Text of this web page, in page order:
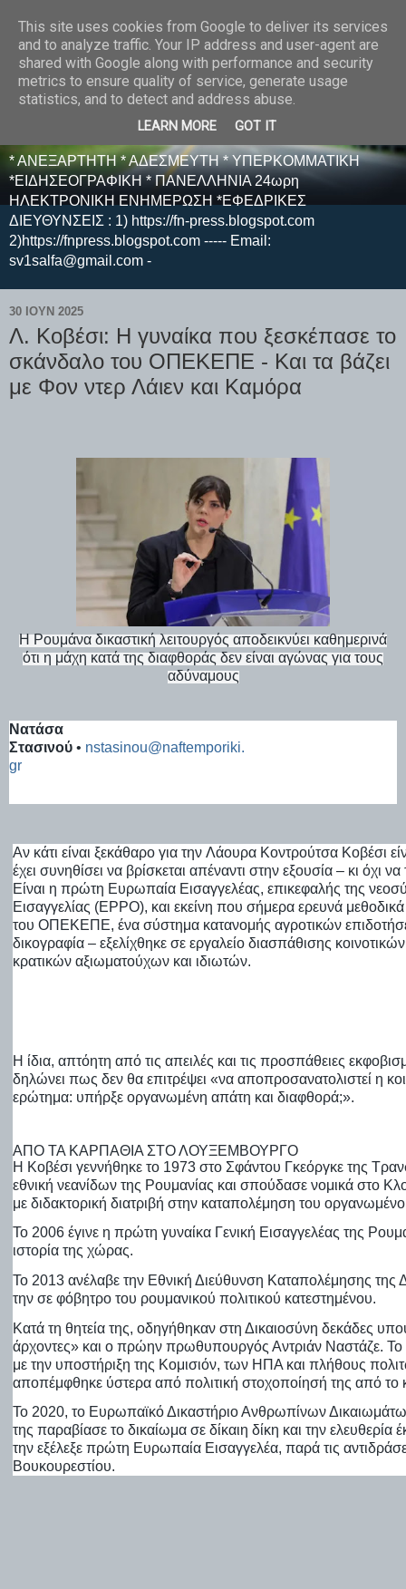
E F E N P R E S S -
ΗΛΕΚΤΡΟΝΙΚΗ
ΕΦΗΜΕΡΙΔΑ
* ΑΝΕΞΑΡΤΗΤΗ * ΑΔΕΣΜΕΥΤΗ * ΥΠΕΡΚΟΜΜΑΤΙΚΗ
*ΕΙΔΗΣΕΟΓΡΑΦΙΚΗ * ΠΑΝΕΛΛΗΝΙΑ 24ωρη
ΗΛΕΚΤΡΟΝΙΚΗ ΕΝΗΜΕΡΩΣΗ *ΕΦΕΔΡΙΚΕΣ
ΔΙΕΥΘΥΝΣΕΙΣ : 1) https://fn-press.blogspot.com
2)https://fnpress.blogspot.com ----- Email:
sv1salfa@gmail.com -
30 ΙΟΥΝ 2025
Λ. Κοβέσι: Η γυναίκα που ξεσκέπασε το
σκάνδαλο του ΟΠΕΚΕΠΕ - Και τα βάζει
με Φον ντερ Λάιεν και Καμόρα
Η Ρουμάνα δικαστική λειτουργός αποδεικνύει καθημερινά
ότι η μάχη κατά της διαφθοράς δεν είναι αγώνας για τους
αδύναμους
Νατάσα
Στασινού • nstasinou@naftemporiki.
gr
Αν κάτι είναι ξεκάθαρο για την Λάουρα Κοντρούτσα Κοβέσι
έχει συνηθίσει να βρίσκεται απέναντι στην εξουσία – κι όχι να
Είναι η πρώτη Ευρωπαία Εισαγγελέας, επικεφαλής της
Εισαγγελίας (EPPO), και εκείνη που σήμερα ερευνά
του ΟΠΕΚΕΠΕ, ένα σύστημα κατανομής αγροτικών
δικογραφία – εξελίχθηκε σε εργαλείο διασπάθισης
κρατικών αξιωματούχων και ιδιωτών.
Η ίδια, απτόητη από τις απειλές και τις προσπάθειες
δηλώνει πως δεν θα επιτρέψει «να αποπροσανατολιστεί η
ερώτημα: υπήρξε οργανωμένη απάτη και διαφθορά;».
ΑΠΌ ΤΑ ΚΑΡΠΆΘΙΑ ΣΤΟ ΛΟΥΞΕΜΒΟΎΡΓΟ
Η Κοβέσι γεννήθηκε το 1973 στο Σφάντου Γκεόργκε της
εθνική νεανίδων της Ρουμανίας και σπούδασε νομικά στο
με διδακτορική διατριβή στην καταπολέμηση του
Το 2006 έγινε η πρώτη γυναίκα Γενική Εισαγγελέας της
ιστορία της χώρας.
Το 2013 ανέλαβε την Εθνική Διεύθυνση Καταπολέμησης της
την σε φόβητρο του ρουμανικού πολιτικού κατεστημένου.
Κατά τη θητεία της, οδηγήθηκαν στη Δικαιοσύνη δεκάδες
άρχοντες» και ο πρώην πρωθυπουργός Αντριάν Ναστάζε. Το
με την υποστήριξη της Κομισιόν, των ΗΠΑ και πλήθους
αποπέμφθηκε ύστερα από πολιτική στοχοποίησή της από
Το 2020, το Ευρωπαϊκό Δικαστήριο Ανθρωπίνων
της παραβίασε το δικαίωμα σε δίκαιη δίκη και την
την εξέλεξε πρώτη Ευρωπαία Εισαγγελέα, παρά τις
Βουκουρεστίου.
This site uses cookies from Google to deliver its services
and to analyze traffic. Your IP address and user-agent are
shared with Google along with performance and security
metrics to ensure quality of service, generate usage
statistics, and to detect and address abuse.
LEARN MORE GOT IT